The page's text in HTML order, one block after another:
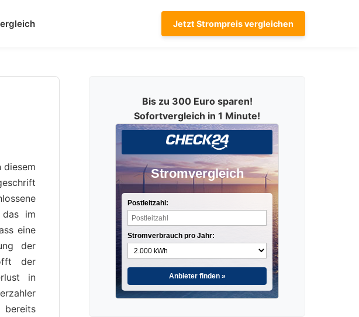
Jetzt Strompreis vergleichen
diesem
das im
eine
der
der
in
Bis zu 300 Euro sparen!
Sofortvergleich in 1 Minute!
Stromvergleich
Postleitzahl:
Stromverbrauch pro Jahr:
Anbieter finden »